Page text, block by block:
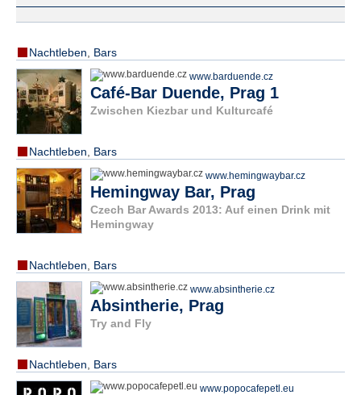
Nachtleben Bars
www.barduende.cz
Café-Bar Duende, Prag 1
Zwischen Kiezbar und Kulturcafé
Nachtleben Bars
www.hemingwaybar.cz
Hemingway Bar, Prag
Czech Bar Awards 2013: Auf einen Drink mit
Hemingway
Nachtleben Bars
www.absintherie.cz
Absintherie, Prag
Try and Fly
Nachtleben Bars
www.popocafepetl.eu